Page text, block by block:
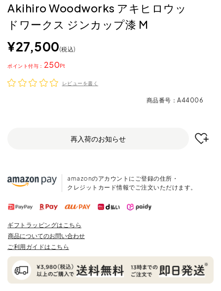
Akihiro Woodworks アキヒロウッ
ドワークス ジンカップ漆 M
¥27,500 税込
250
ポイント
レビューを書く
商品番号 A44006
再入荷のお知らせ
amazonのアカウントにご登録の住所・
クレジットカード情報でご注文いただけます。
ギフトラッピングはこちら
商品についてのお問い合わせ
ご利用ガイドはこちら